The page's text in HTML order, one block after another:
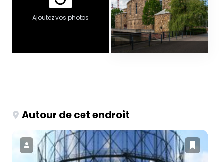
Ajoutez vos photos
Autour de cet endroit